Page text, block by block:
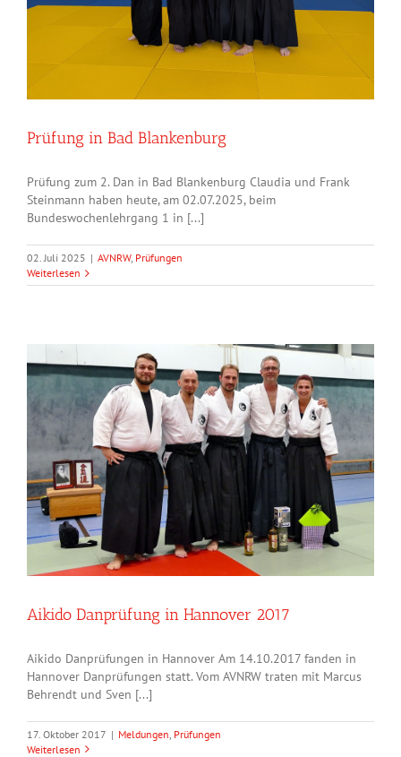
Prüfung in Bad Blankenburg
Prüfung zum 2. Dan in Bad Blankenburg Claudia und Frank
Steinmann haben heute, am 02.07.2025, beim
Bundeswochenlehrgang 1 in [...]
02. Juli 2025 | AVNRW, Prüfungen
Weiterlesen
Aikido Danprüfung in Hannover 2017
Aikido Danprüfungen in Hannover Am 14.10.2017 fanden in
Hannover Danprüfungen statt. Vom AVNRW traten mit Marcus
Behrendt und Sven [...]
17. Oktober 2017 | Meldungen Prüfungen
Weiterlesen